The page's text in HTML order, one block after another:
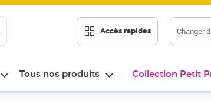
Accès rapides Changer
Tous nos produits Collection Petit